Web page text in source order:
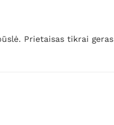
Prietaisas tikrai geras